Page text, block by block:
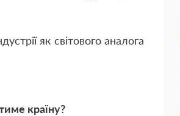
як світового аналога
країну?